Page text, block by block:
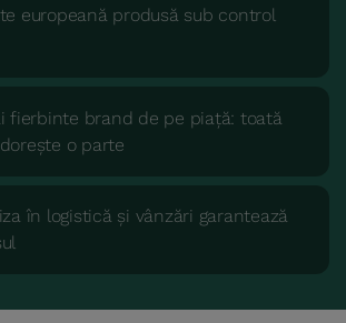
europeană produsă sub control
fierbinte brand de pe piață: toată
o parte
în logistică și vânzări garantează